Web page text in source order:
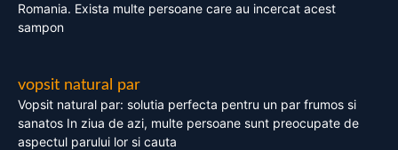
Romania. Exista multe persoane care au incercat acest
sampon
vopsit natural par
Vopsit natural par: solutia perfecta pentru un par frumos si
sanatos In ziua de azi, multe persoane sunt preocupate de
aspectul parului lor si cauta